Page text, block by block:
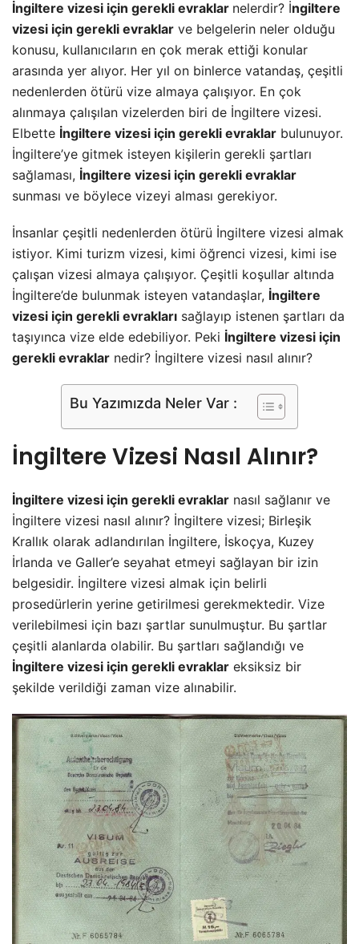
İngiltere vizesi için gerekli evraklar nelerdir? İngiltere
vizesi için gerekli evraklar ve belgelerin neler olduğu
konusu, kullanıcıların en çok merak ettiği konular
arasında yer alıyor. Her yıl on binlerce vatandaş, çeşitli
nedenlerden ötürü vize almaya çalışıyor. En çok
alınmaya çalışılan vizelerden biri de İngiltere vizesi.
Elbette İngiltere vizesi için gerekli evraklar bulunuyor.
İngiltere’ye gitmek isteyen kişilerin gerekli şartları
sağlaması, İngiltere vizesi için gerekli evraklar
sunması ve böylece vizeyi alması gerekiyor.
İnsanlar çeşitli nedenlerden ötürü İngiltere vizesi almak
istiyor. Kimi turizm vizesi, kimi öğrenci vizesi, kimi ise
çalışan vizesi almaya çalışıyor. Çeşitli koşullar altında
İngiltere’de bulunmak isteyen vatandaşlar, İngiltere
vizesi için gerekli evrakları sağlayıp istenen şartları da
taşıyınca vize elde edebiliyor. Peki İngiltere vizesi için
gerekli evraklar nedir? İngiltere vizesi nasıl alınır?
Bu Yazımızda Neler Var :
İngiltere Vizesi Nasıl Alınır?
İngiltere vizesi için gerekli evraklar nasıl sağlanır ve
İngiltere vizesi nasıl alınır? İngiltere vizesi; Birleşik
Krallık olarak adlandırılan İngiltere, İskoçya, Kuzey
İrlanda ve Galler’e seyahat etmeyi sağlayan bir izin
belgesidir. İngiltere vizesi almak için belirli
prosedürlerin yerine getirilmesi gerekmektedir. Vize
verilebilmesi için bazı şartlar sunulmuştur. Bu şartlar
çeşitli alanlarda olabilir. Bu şartları sağlandığı ve
İngiltere vizesi için gerekli evraklar eksiksiz bir
şekilde verildiği zaman vize alınabilir.